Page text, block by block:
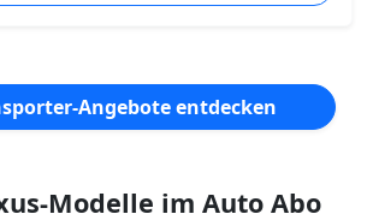
Angebote entdecken
Modelle im Auto Abo